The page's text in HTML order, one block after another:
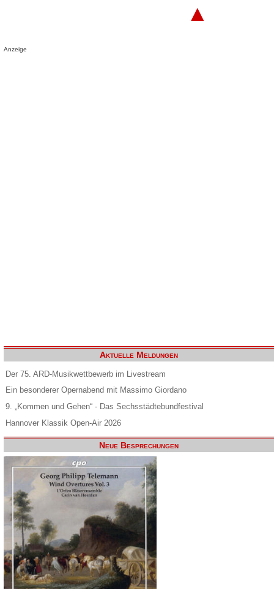
▲
Anzeige
Aktuelle Meldungen
Der 75. ARD-Musikwettbewerb im Livestream
Ein besonderer Opernabend mit Massimo Giordano
9. „Kommen und Gehen“ - Das Sechsstädtebundfestival
Hannover Klassik Open-Air 2026
Neue Besprechungen